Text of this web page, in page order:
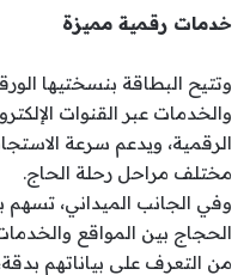
خدمات رقمية مميزة
وتتيح البطاقة بنسختيها
والخدمات عبر القنوات
الرقمية، ويدعم سرعة
مختلف مراحل رحلة الحاج.
وفي الجانب الميداني،
الحجاج بين المواقع
من التعرف على بياناتهم